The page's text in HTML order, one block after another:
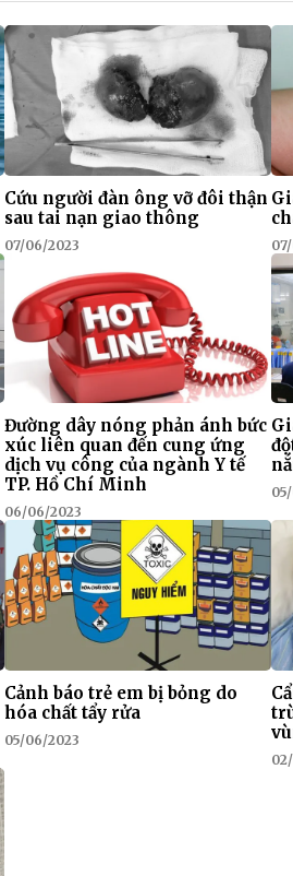
Cứu người đàn ông vỡ đôi thận
sau tai nạn giao thông
07/06/2023
Đường dây nóng phản ánh bức
xúc liên quan đến cung ứng
dịch vụ công của ngành Y tế
TP. Hồ Chí Minh
06/06/2023
Cảnh báo trẻ em bị bỏng do
hóa chất tẩy rửa
05/06/2023